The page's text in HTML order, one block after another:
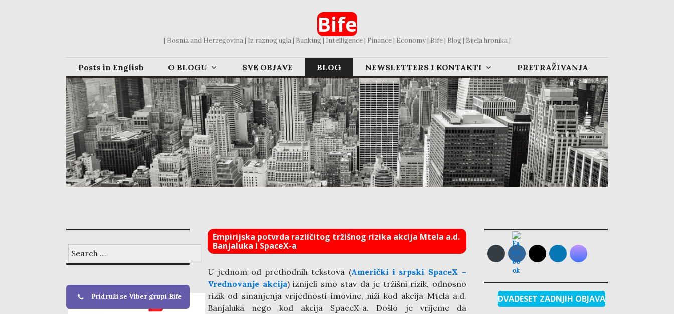
Bife
| Bosnia and Herzegovina | Iz raznog ugla | Banking | Intelligence | Finance | Economy | Bife | Blog | Bijela hronika |
Posts in English O BLOGU SVE OBJAVE BLOG NEWSLETTERS I KONTAKTI PRETRAŽIVANJA
Empirijska potvrda različitog tržišnog rizika akcija Mtela a.d.
Banjaluka i SpaceX-a
U jednom od prethodnih tekstova (Američki i srpski SpaceX –
Vrednovanje akcija) iznijeli smo stav da je tržišni rizik, odnosno
rizik od smanjenja vrijednosti imovine, niži kod akcija Mtela a.d.
Banjaluka nego kod akcija SpaceX-a. Došlo je vrijeme da
for:
Pridruži se Viber grupi Bife DVADESET ZADNJIH OBJAVA